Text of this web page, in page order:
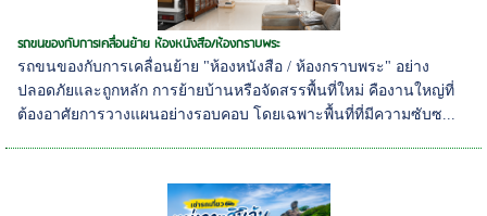
รถขนของกับการเคลื่อนย้าย ห้องหนังสือ/ห้องกราบพระ
รถขนของกับการเคลื่อนย้าย "ห้องหนังสือ / ห้องกราบพระ" อย่าง
ปลอดภัยและถูกหลัก การย้ายบ้านหรือจัดสรรพื้นที่ใหม่ คืองานใหญ่ที่
ต้องอาศัยการวางแผนอย่างรอบคอบ โดยเฉพาะพื้นที่ที่มีความซับซ...